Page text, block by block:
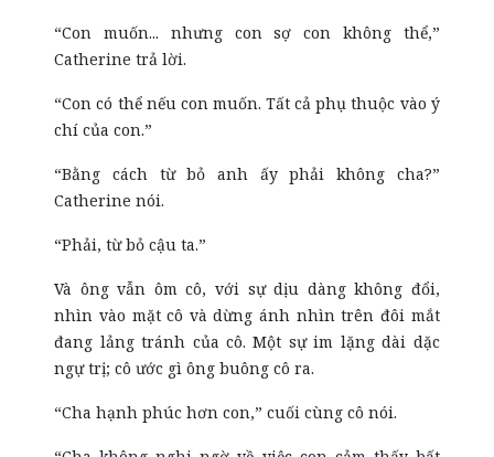
“Con muốn... nhưng con sợ con không thể,”
Catherine trả lời.
“Con có thể nếu con muốn. Tất cả phụ thuộc vào ý
chí của con.”
“Bằng cách từ bỏ anh ấy phải không cha?”
Catherine nói.
“Phải, từ bỏ cậu ta.”
Và ông vẫn ôm cô, với sự dịu dàng không đổi,
nhìn vào mặt cô và dừng ánh nhìn trên đôi mắt
đang lảng tránh của cô. Một sự im lặng dài dặc
ngự trị; cô ước gì ông buông cô ra.
“Cha hạnh phúc hơn con,” cuối cùng cô nói.